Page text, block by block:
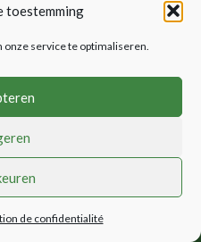
toestemming
onze service te optimaliseren.
de confidentialité
Policy
Conditions générales
Politique de confidentialité
Cookie policy